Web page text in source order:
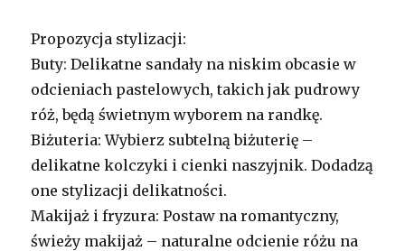
Propozycja stylizacji:
Buty: Delikatne sandały na niskim obcasie w
odcieniach pastelowych, takich jak pudrowy
róż, będą świetnym wyborem na randkę.
Biżuteria: Wybierz subtelną biżuterię –
delikatne kolczyki i cienki naszyjnik. Dodadzą
one stylizacji delikatności.
Makijaż i fryzura: Postaw na romantyczny,
świeży makijaż – naturalne odcienie różu na